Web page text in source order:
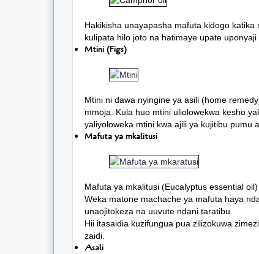
Hakikisha unayapasha mafuta kidogo
kulipata hilo joto na hatimaye upate
Mtini (Figs)
Mtini ni dawa nyingine ya asili (home
mmoja. Kula huo mtini uliolowekwa kesho
yaliyoloweka mtini kwa ajili ya kujitibu pumu
Mafuta ya mkalitusi
Mafuta ya mkalitusi (Eucalyptus essential
Weka matone machache ya mafuta haya
unaojitokeza na uuvute ndani taratibu.
Hii itasaidia kuzifungua pua zilizokuwa
zaidi.
Asali